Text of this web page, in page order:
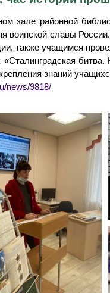
зале районной
славы
также учащимся
знаний
news/9818/